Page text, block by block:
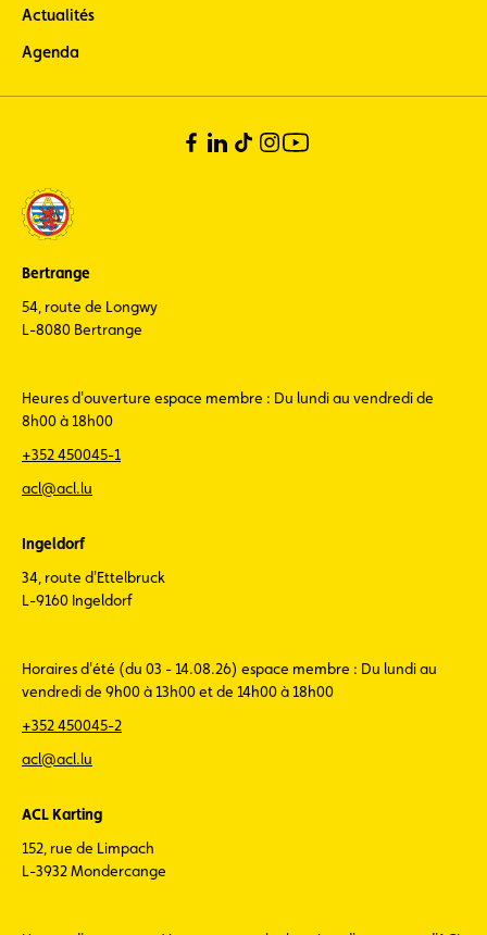
Actualités
Agenda
Bertrange
54, route de Longwy
L-8080 Bertrange
Heures d'ouverture espace membre : Du lundi au vendredi de
8h00 à 18h00
+352 450045-1
acl@acl.lu
Ingeldorf
34, route d'Ettelbruck
L-9160 Ingeldorf
Horaires d'été (du 03 - 14.08.26) espace membre : Du lundi au
vendredi de 9h00 à 13h00 et de 14h00 à 18h00
+352 450045-2
acl@acl.lu
ACL Karting
152, rue de Limpach
L-3932 Mondercange